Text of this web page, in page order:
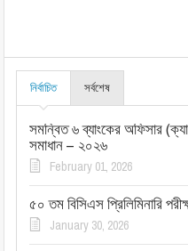
নির্বাচিত সর্বশেষ
সমন্বিত ৬ ব্যাংকের অফিসার
সমাধান – ২০২৬
February 01, 2026
৫০ তম বিসিএস প্রিলিমিনারি
January 30, 2026